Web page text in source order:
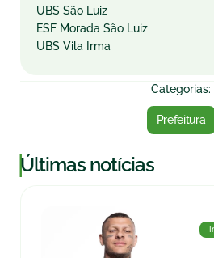
UBS São Luiz
ESF Morada São Luiz
UBS Vila Irma
Categorias:
Prefeitura
|Últimas notícias